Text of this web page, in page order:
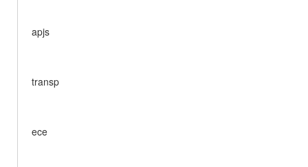
apjs
transp
ece